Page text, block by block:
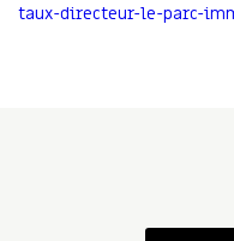
taux-directeur-le-parc-